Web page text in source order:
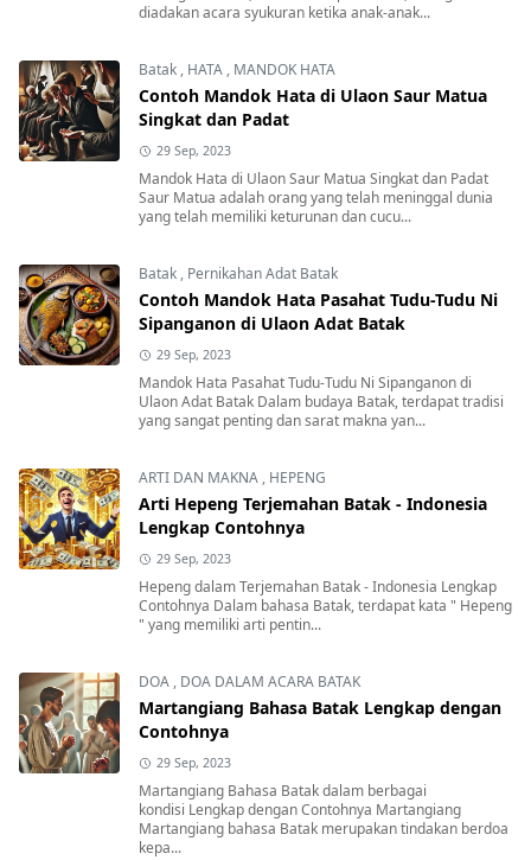
diadakan acara syukuran ketika anak-anak...
Batak , HATA , MANDOK HATA
Contoh Mandok Hata di Ulaon Saur Matua
Singkat dan Padat
29 Sep, 2023
Mandok Hata di Ulaon Saur Matua Singkat dan Padat
Saur Matua adalah orang yang telah meninggal dunia
yang telah memiliki keturunan dan cucu...
Batak , Pernikahan Adat Batak
Contoh Mandok Hata Pasahat Tudu-Tudu Ni
Sipanganon di Ulaon Adat Batak
29 Sep, 2023
Mandok Hata Pasahat Tudu-Tudu Ni Sipanganon di
Ulaon Adat Batak Dalam budaya Batak, terdapat tradisi
yang sangat penting dan sarat makna yan...
ARTI DAN MAKNA , HEPENG
Arti Hepeng Terjemahan Batak - Indonesia
Lengkap Contohnya
29 Sep, 2023
Hepeng dalam Terjemahan Batak - Indonesia Lengkap
Contohnya Dalam bahasa Batak, terdapat kata " Hepeng
" yang memiliki arti pentin...
DOA , DOA DALAM ACARA BATAK
Martangiang Bahasa Batak Lengkap dengan
Contohnya
29 Sep, 2023
Martangiang Bahasa Batak dalam berbagai
kondisi Lengkap dengan Contohnya Martangiang
Martangiang bahasa Batak merupakan tindakan berdoa
kepa...